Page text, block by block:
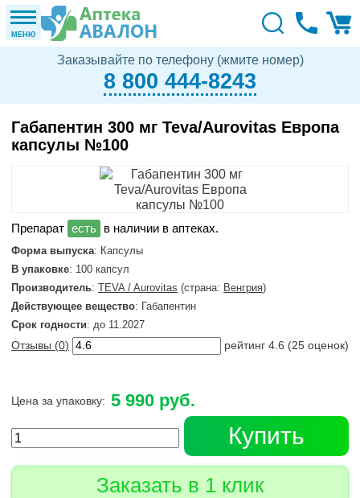
МЕНЮ
Заказывайте по телефону (жмите номер)
8 800 444-8243
Габапентин 300 мг Teva/Aurovitas Европа
капсулы №100
в наличии в аптеках.
Форма выпуска: Капсулы
В упаковке: 100 капсул
Производитель: TEVA / Aurovitas (страна: Венгрия)
Действующее вещество: Габапентин
Срок годности: до 11.2027
Отзывы (0) рейтинг 4.6 (25 оценок)
Цена за упаковку: 5 990 руб.
Купить
Заказать в 1 клик